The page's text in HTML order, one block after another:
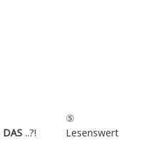
DAS..?!
⑤
Lesenswert